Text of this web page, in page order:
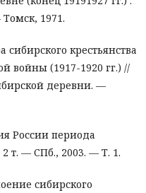
1971.
крестьянства
войны (1917-1920 гг.) //
деревни. —
России периода
т. — СПб., 2003. — Т. 1.
сибирского